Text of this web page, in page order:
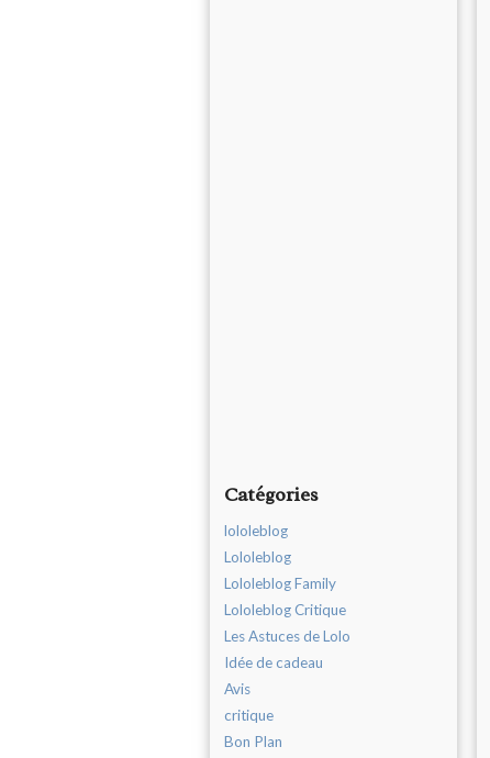
Catégories
lololeblog
Lololeblog
Lololeblog Family
Lololeblog Critique
Les Astuces de Lolo
Idée de cadeau
Avis
critique
Bon Plan